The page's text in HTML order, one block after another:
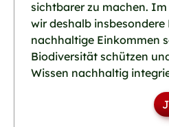
sichtbarer zu machen.
wir deshalb
nachhaltige Einkommen
Biodiversität schützen
Wissen nachhaltig